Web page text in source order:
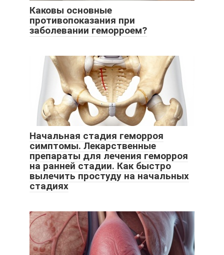
Каковы основные
противопоказания при
заболевании геморроем?
Начальная стадия геморроя
симптомы. Лекарственные
препараты для лечения геморроя
на ранней стадии. Как быстро
вылечить простуду на начальных
стадиях